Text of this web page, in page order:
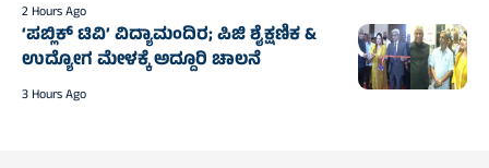
2 Hours Ago
‘ಪಬ್ಲಿಕ್ ಟಿವಿ’ ವಿದ್ಯಾಮಂದಿರ; ಪಿಜಿ ಶೈಕ್ಷಣಿಕ &
ಉದ್ಯೋಗ ಮೇಳಕ್ಕೆ ಅದ್ದೂರಿ ಚಾಲನೆ
3 Hours Ago